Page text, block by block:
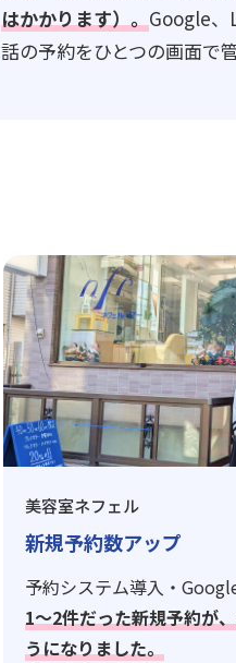
はかかります）。 Google、
話の予約をひとつの画面で
美容室ネフェル
新規予約数アップ
予約システム導入・
1〜2件だった新規予約が
うになりました。